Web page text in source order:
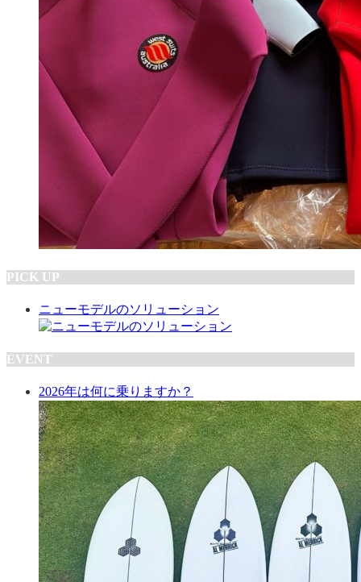
PICK UP
ニューモデルのソリューション
EVENT
2026年は何に乗りますか？